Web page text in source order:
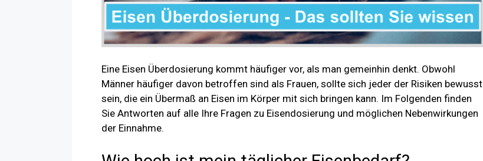
Eine Eisen Überdosierung kommt häufiger vor, als man gemeinhin denkt. Obwohl
Männer häufiger davon betroffen sind als Frauen, sollte sich jeder der Risiken bewusst
sein, die ein Übermaß an Eisen im Körper mit sich bringen kann. Im Folgenden finden
Sie Antworten auf alle Ihre Fragen zu Eisendosierung und möglichen Nebenwirkungen
der Einnahme.